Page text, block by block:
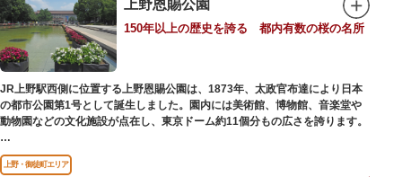
参拝は6:00～17:00（御朱印の授与は9:00～17:00）
上野恩賜公園
150年以上の歴史を誇る 都内有数の桜の名所
JR上野駅西側に位置する上野恩賜公園は、1873年、太政官布達により日本
の都市公園第1号として誕生しました。園内には美術館、博物館、音楽堂や
動物園などの文化施設が点在し、東京ドーム約11個分もの広さを誇ります。
ソメイヨシノやヤマザクラなど約1,200本の桜が植えられた園内は、桜の名
所としても有名。シーズンにはライトアップされた夜桜が一層風情を添え、
上野・御徒町エリア